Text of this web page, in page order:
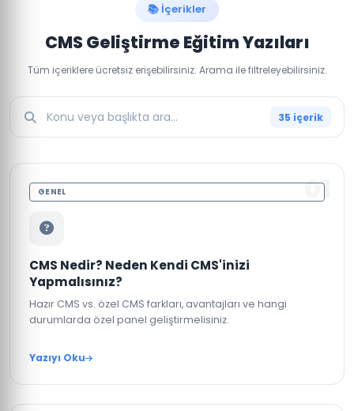
📚 İçerikler
CMS Geliştirme Eğitim Yazıları
Tüm içeriklere ücretsiz erişebilirsiniz. Arama ile filtreleyebilirsiniz.
35 içerik
01
GENEL
CMS Nedir? Neden Kendi CMS'inizi
Yapmalısınız?
Hazır CMS vs. özel CMS farkları, avantajları ve hangi
durumlarda özel panel geliştirmelisiniz.
Yazıyı Oku